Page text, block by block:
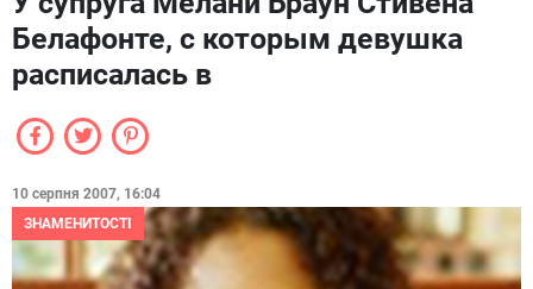
Белафонте, с которым девушка
расписалась в
10 серпня 2007, 16:04
ЗНАМЕНИТОСТІ